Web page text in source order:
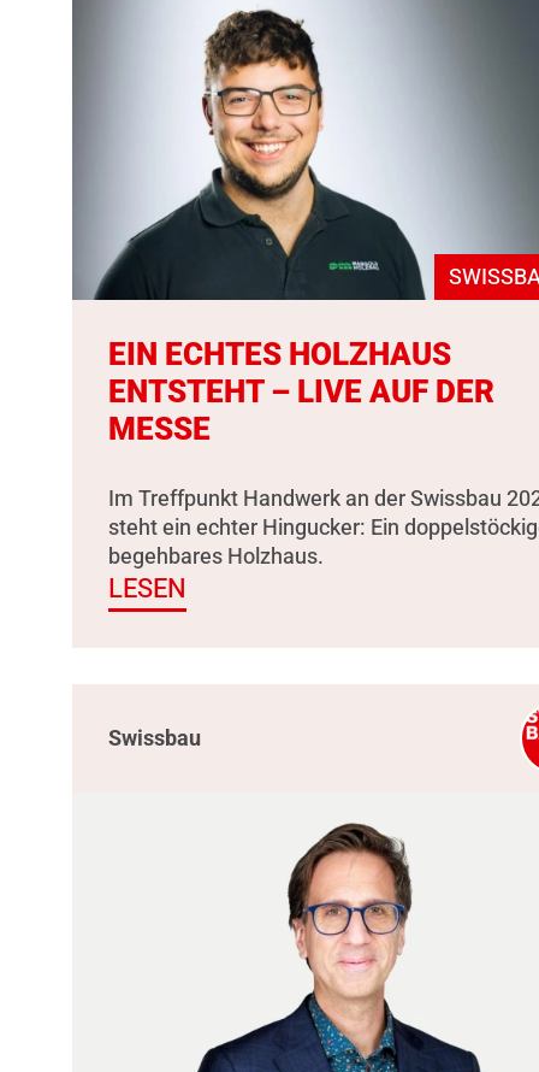
EIN ECHTES HOLZHAUS
ENTSTEHT – LIVE AUF DER
MESSE
Im Treffpunkt Handwerk an der Swissbau
steht ein echter Hingucker: Ein
begehbares Holzhaus.
LESEN
Swissbau